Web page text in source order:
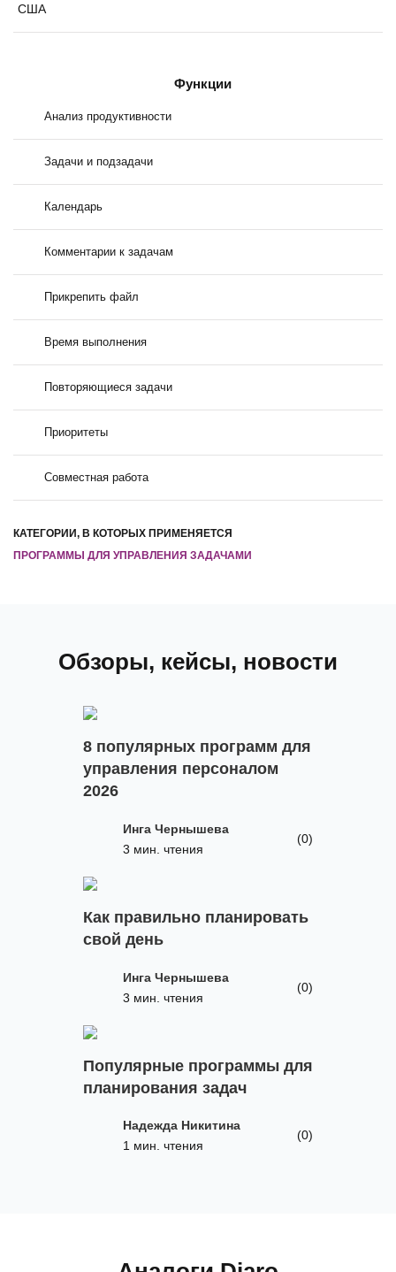
США
Функции
Анализ продуктивности
Задачи и подзадачи
Календарь
Комментарии к задачам
Прикрепить файл
Время выполнения
Повторяющиеся задачи
Приоритеты
Совместная работа
КАТЕГОРИИ, В КОТОРЫХ ПРИМЕНЯЕТСЯ
ПРОГРАММЫ ДЛЯ УПРАВЛЕНИЯ ЗАДАЧАМИ
Обзоры, кейсы, новости
8 популярных программ для
управления персоналом
2026
Инга Чернышева
3 мин. чтения
(0)
Как правильно планировать
свой день
Инга Чернышева
3 мин. чтения
(0)
Популярные программы для
планирования задач
Надежда Никитина
1 мин. чтения
(0)